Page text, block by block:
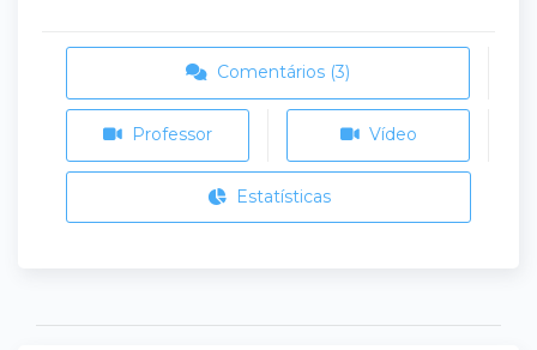
Comentários (3)
Professor Vídeo
Estatísticas